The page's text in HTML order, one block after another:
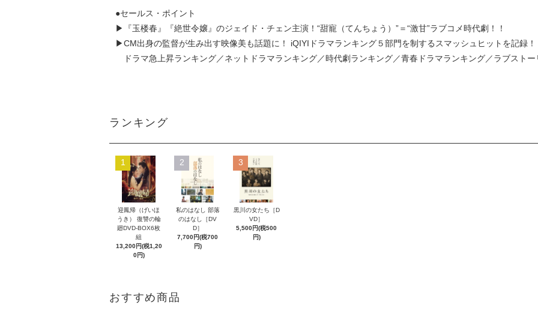
●セールス・ポイント
▶『玉楼春』『絶世令嬢』のジェイド・チェン主演！“甜寵（てんちょう）”＝“激甘”ラブコメ時代劇！！
▶CM出身の監督が生み出す映像美も話題に！ iQIYIドラマランキング５部門を制するスマッシュヒットを記録！
ドラマ急上昇ランキング／ネットドラマランキング／時代劇ランキング／青春ドラマランキング／ラブストー
ランキング
1
迎鳳帰（げいほ
うき） 復讐の輪
廻DVD-BOX6枚
組
13,200円(税1,20
0円)
2
私のはなし 部落
のはなし［DV
D］
7,700円(税700
円)
3
黒川の女たち［D
VD］
5,500円(税500
円)
おすすめ商品